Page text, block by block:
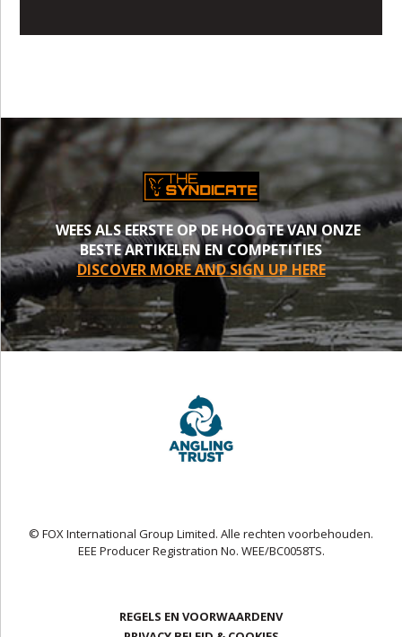
WEES ALS EERSTE OP DE HOOGTE VAN ONZE
BESTE ARTIKELEN EN COMPETITIES
DISCOVER MORE AND SIGN UP HERE
© FOX International Group Limited. Alle rechten voorbehouden.
EEE Producer Registration No. WEE/BC0058TS.
REGELS EN VOORWAARDENV